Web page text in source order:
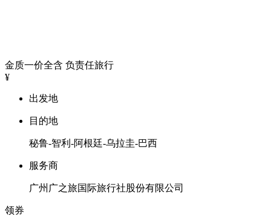
金质一价全含 负责任旅行
¥
出发地
目的地
秘鲁-智利-阿根廷-乌拉圭-巴西
服务商
广州广之旅国际旅行社股份有限公司
领券